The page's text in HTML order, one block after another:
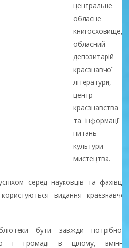
центральне
обласне
книгосховище,
обласний
депозитарій
краєзнавчої
літератури,
центр
краєзнавства
та інформації з
питань
культури і
мистецтва.
серед науковців та фахівців
видання краєзнавчої
бути завжди потрібною
і громаді в цілому, вміння